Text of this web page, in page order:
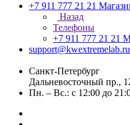
+7 911 777 21 21
Назад
Телефоны
+7 911 777 21 21
support@kwextremelab.ru
Санкт-Петербург
Дальневосточный пр.,
Пн. – Вс.: с 12:00 до